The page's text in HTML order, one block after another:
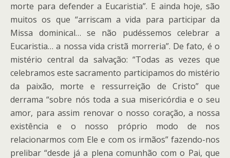
morte para defender a Eucaristia”. E ainda hoje, são
muitos os que “arriscam a vida para participar da
Missa dominical… se não pudéssemos celebrar a
Eucaristia… a nossa vida cristã morreria”. De fato, é o
mistério central da salvação: “Todas as vezes que
celebramos este sacramento participamos do mistério
da paixão, morte e ressurreição de Cristo” que
derrama “sobre nós toda a sua misericórdia e o seu
amor, para assim renovar o nosso coração, a nossa
existência e o nosso próprio modo de nos
relacionarmos com Ele e com os irmãos” fazendo-nos
prelibar “desde já a plena comunhão com o Pai, que